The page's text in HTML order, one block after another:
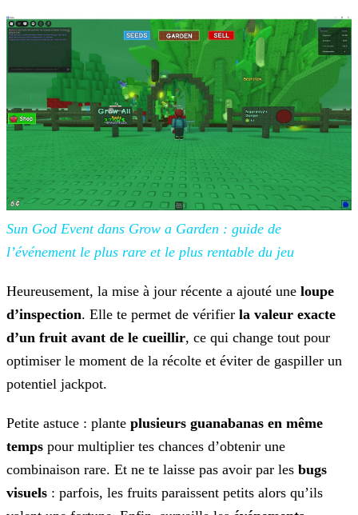
Sun God Event dans Grow a Garden : guide de
l’événement le plus rare et le plus rentable du jeu
Heureusement, la mise à jour récente a ajouté une loupe
d’inspection. Elle te permet de vérifier la valeur exacte
d’un fruit avant de le cueillir, ce qui change tout pour
optimiser le moment de la récolte et éviter de gaspiller un
potentiel jackpot.
Petite astuce : plante plusieurs guanabanas en même
temps pour multiplier tes chances d’obtenir une
combinaison rare. Et ne te laisse pas avoir par les bugs
visuels : parfois, les fruits paraissent petits alors qu’ils